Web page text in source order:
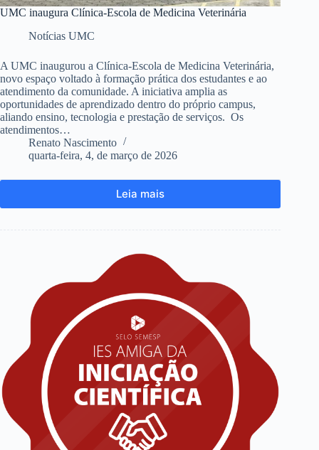
UMC inaugura Clínica-Escola de Medicina Veterinária
Notícias UMC
A UMC inaugurou a Clínica-Escola de Medicina Veterinária,
novo espaço voltado à formação prática dos estudantes e ao
atendimento da comunidade. A iniciativa amplia as
oportunidades de aprendizado dentro do próprio campus,
aliando ensino, tecnologia e prestação de serviços. Os
atendimentos…
Renato Nascimento
quarta-feira, 4, de março de 2026
Leia mais